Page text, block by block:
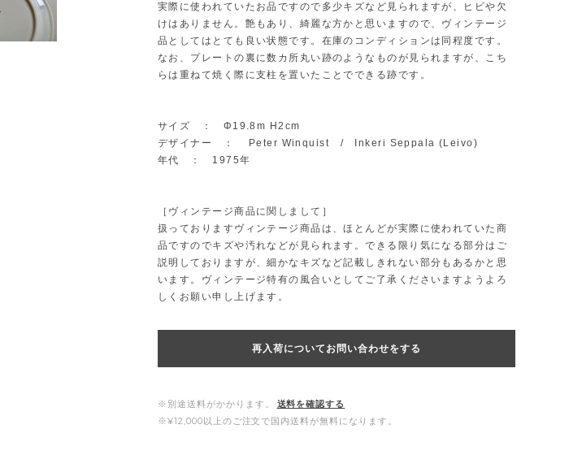
実際に使われていたお品ですので多少キズなど見られますが、ヒビや欠
けはありません。艶もあり、綺麗な方かと思いますので、ヴィンテージ
品としてはとても良い状態です。在庫のコンディションは同程度です。
なお、プレートの裏に数カ所丸い跡のようなものが見られますが、こち
らは重ねて焼く際に支柱を置いたことでできる跡です。
サイズ ： Φ19.8m H2cm
デザイナー ： Peter Winquist / Inkeri Seppala (Leivo)
年代 ： 1975年
［ヴィンテージ商品に関しまして］
扱っておりますヴィンテージ商品は、ほとんどが実際に使われていた商
品ですのでキズや汚れなどが見られます。できる限り気になる部分はご
説明しておりますが、細かなキズなど記載しきれない部分もあるかと思
います。ヴィンテージ特有の風合いとしてご了承くださいますようよろ
しくお願い申し上げます。
再入荷についてお問い合わせをする
※別途送料がかかります。
送料を確認する
※¥12,000以上のご注文で国内送料が無料になります。